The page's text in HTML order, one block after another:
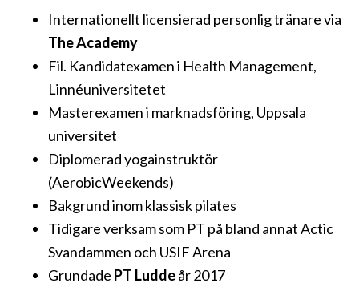
Internationellt licensierad personlig tränare via
The Academy
Fil. Kandidatexamen i Health Management,
Linnéuniversitetet
Masterexamen i marknadsföring, Uppsala
universitet
Diplomerad yogainstruktör
(AerobicWeekends)
Bakgrund inom klassisk pilates
Tidigare verksam som PT på bland annat Actic
Svandammen och USIF Arena
Grundade PT Luddeår 2017